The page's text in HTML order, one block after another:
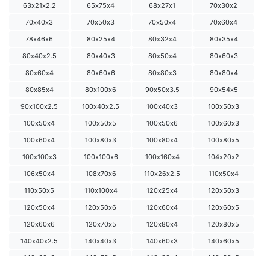
63х21х2.2
65х75х4 68х27х1
70х30х2
70х40х3
70х50х3 70х50х4
70х60х4
78х46х6
80х25х4 80х32х4
80х35х4
80х40х2.5
80х40х3 80х50х4
80х60х3
80х60х4
80х60х6 80х80х3
80х80х4
80х85х4
80х100х6 90х50х3.5
90х54х5
90х100х2.5
100х40х2.5 100х40х3
100х50х3
100х50х4
100х50х5 100х50х6
100х60х3
100х60х4
100х80х3 100х80х4
100х80х5
100х100х3
100х100х6 100х160х4
104х20х2
106х50х4
108х70х6 110х26х2.5
110х50х4
110х50х5
110х100х4 120х25х4
120х50х3
120х50х4
120х50х6 120х60х4
120х60х5
120х60х6
120х70х5 120х80х4
120х80х5
140х40х2.5
140х40х3 140х60х3
140х60х5